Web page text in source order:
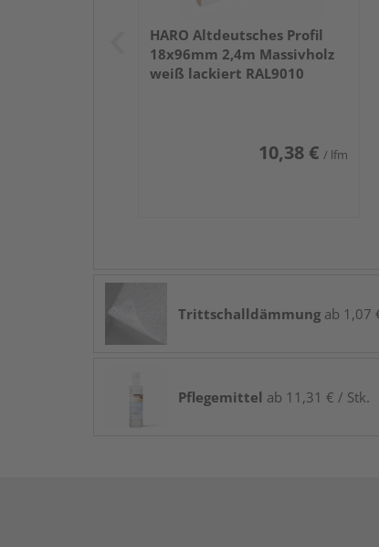
HARO Altdeutsches Profil
18x96mm 2,4m Massivholz
weiß lackiert RAL9010
10,38 € / lfm
Trittschalldämmung ab 1,07
Pflegemittel ab 11,31 € / Stk.